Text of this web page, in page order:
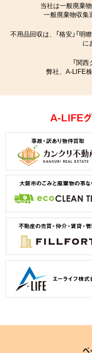
当社は一般廃棄
一般廃棄物収集
不用品回収は、「格安」「明
に
「関
弊社、A-LIFE
A-LIFE
ペ